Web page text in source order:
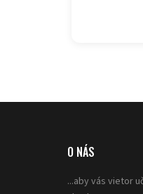
O NÁS
...aby vás vietor